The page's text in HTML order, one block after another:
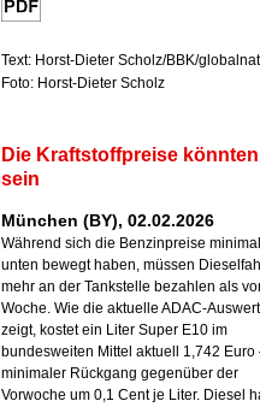
Text: Horst-Dieter Scholz/BBK/
Foto: Horst-Dieter Scholz
Die Kraftstoffpreise
sein
München (BY), 02.02.2026
Während sich die Benzinpreise
unten bewegt haben, müssen
mehr an der Tankstelle bezahlen als
Woche. Wie die aktuelle ADAC-
zeigt, kostet ein Liter Super E10 im
bundesweiten Mittel aktuell 1,742 Euro
minimaler Rückgang gegenüber der
Vorwoche um 0,1 Cent je Liter. Diesel